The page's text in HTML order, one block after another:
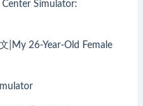
Simulator:
|My 26-Year-Old Female